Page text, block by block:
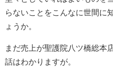
らないことをこんなに世間に
ょうか。
まだ売上が聖護院八ツ橋総本
話はわかりますが。